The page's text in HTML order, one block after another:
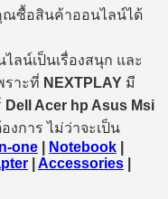
ซื้อสินค้าออนไลน์ได้
ลน์เป็นเรื่องสนุก และ
ราะที่ NEXTPLAY มี
Dell Acer hp Asus Msi
การ ไม่ว่าจะเป็น
one Notebook
Accessories